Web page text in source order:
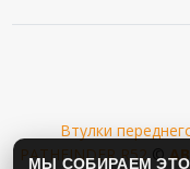
Втулки
PATHFINDER R52©
МЫ СОБИРАЕМ